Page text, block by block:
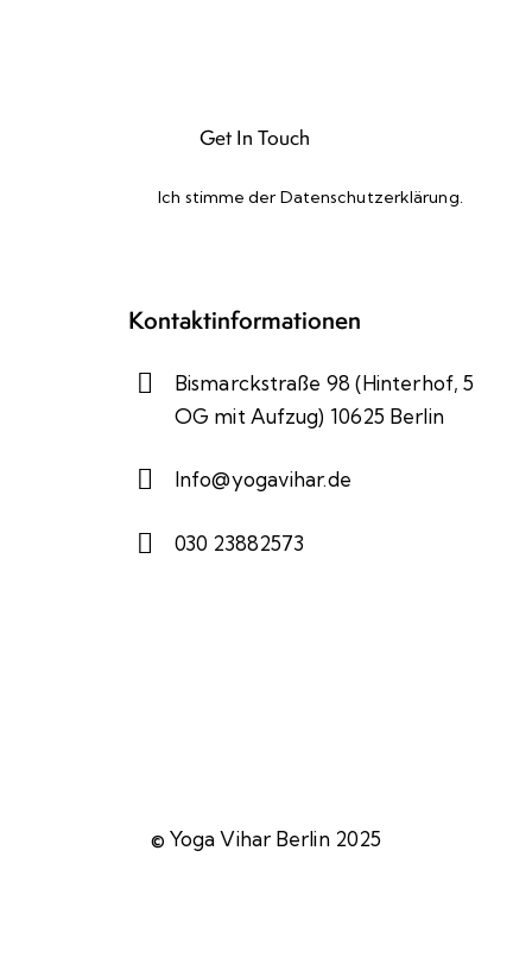
Ich stimme der Datenschutzerklärung.
Kontaktinformationen
Bismarckstraße 98 (Hinterhof, 5
OG mit Aufzug) 10625 Berlin
Info@yogavihar.de
030 23882573
© Yoga Vihar Berlin 2025